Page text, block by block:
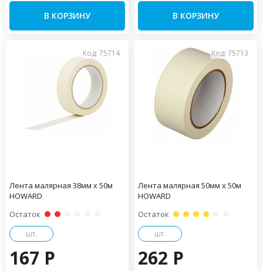
В КОРЗИНУ В КОРЗИНУ
Код: 75714
Лента малярная 38мм х 50м
HOWARD
Остаток
шт.
167 P
Код: 75713
Лента малярная 50мм х 50м
HOWARD
Остаток
шт.
262 P